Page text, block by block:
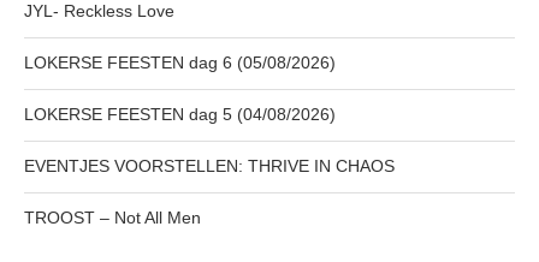
JYL- Reckless Love
LOKERSE FEESTEN dag 6 (05/08/2026)
LOKERSE FEESTEN dag 5 (04/08/2026)
EVENTJES VOORSTELLEN: THRIVE IN CHAOS
TROOST – Not All Men